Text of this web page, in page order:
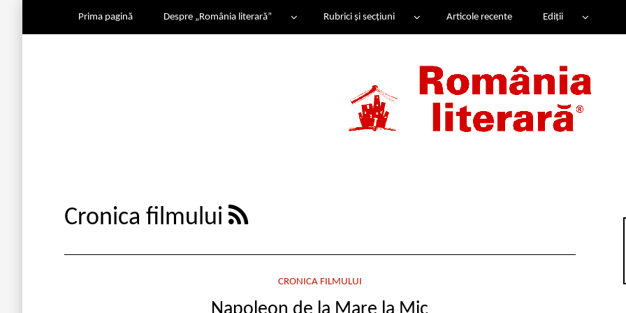
Prima pagină Despre „România literară” Rubrici și secțiuni Articole recente Ediții
Cronica filmului
CRONICA FILMULUI